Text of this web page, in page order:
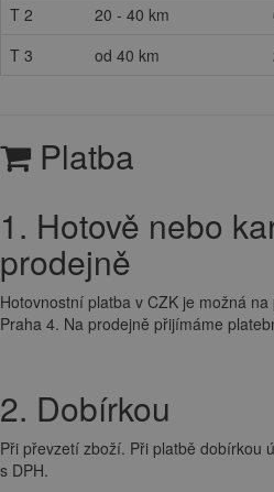
T 2
20 - 40 km
T 3
od 40 km
Platba
1. Hotově nebo
prodejně
Hotovnostní platba v CZK je možná
Praha 4. Na prodejně přijímáme
2. Dobírkou
Při převzetí zboží. Při platbě dobírkou
s DPH.